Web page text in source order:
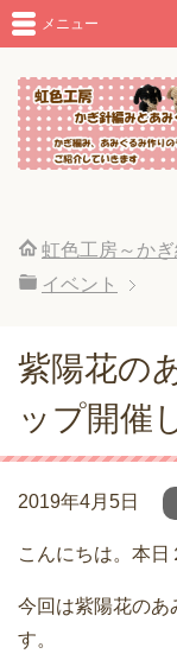
メニュー
虹色工房～か
イベント
紫陽花の
ップ開催
2019年4月5日
こんにちは。本日
今回は紫陽花のあ
す。